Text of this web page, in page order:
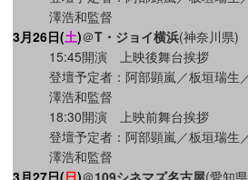
澤浩和監督
3月26日(土)＠T・ジョイ横浜(神奈川県)
15:45開演 上映後舞台挨拶
登壇予定者：阿部顕嵐／板垣瑞生
澤浩和監督
18:30開演 上映前舞台挨拶
登壇予定者：阿部顕嵐／板垣瑞生
澤浩和監督